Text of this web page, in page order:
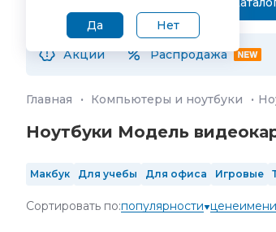
Да Нет
Акции Распродажа
Главная · Компьютеры и ноутбуки ·
Ноутбуки Модель
Макбук Для учебы Для офиса Игровые
Сортировать по:популярности ценеимени